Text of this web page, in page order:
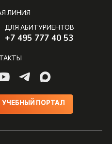
ЛИНИЯ
ДЛЯ АБИТУРИЕНТОВ
+7 495 777 40 53
УЧЕБНЫЙ ПОРТАЛ